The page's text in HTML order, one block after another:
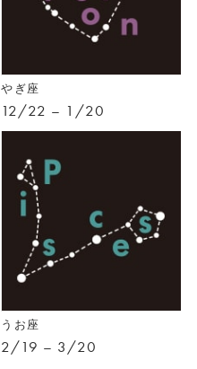
やぎ座
12/22 – 1/20
うお座
2/19 – 3/20